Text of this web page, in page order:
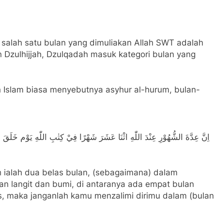
satu bulan yang dimuliakan Allah SWT adalah
Dzulqadah masuk kategori bulan yang
biasa menyebutnya asyhur al-hurum, bulan-
اِنَّ عِدَّةَ الشُّهُوْرِ عِنْدَ اللّٰهِ اثْنَا عَشَرَ شَهْرًا فِيْ كِتٰبِ اللّٰهِ يَوْم
dua belas bulan, (sebagaimana) dalam
langit dan bumi, di antaranya ada empat bulan
maka janganlah kamu menzalimi dirimu dalam (bulan